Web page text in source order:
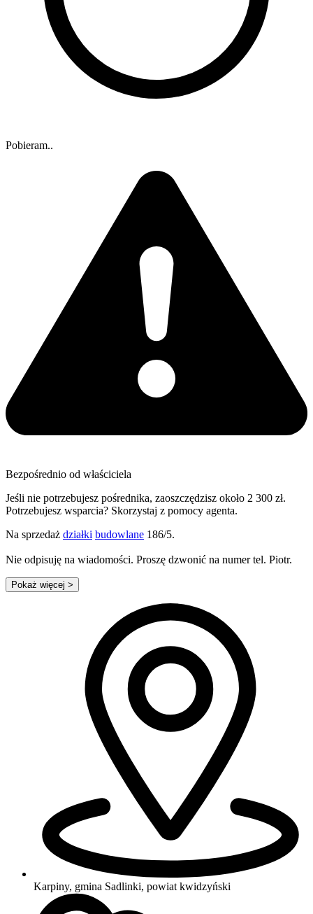
Pobieram..
Bezpośrednio od właściciela
Jeśli nie potrzebujesz pośrednika, zaoszczędzisz około 2 300 zł.
Potrzebujesz wsparcia? Skorzystaj z pomocy agenta.
Na sprzedaż działki budowlane 186/5.
Nie odpisuję na wiadomości. Proszę dzwonić na numer tel. Piotr.
Pokaż więcej >
Karpiny, gmina Sadlinki, powiat kwidzyński